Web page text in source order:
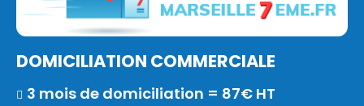
DOMICILIATION COMMERCIALE
3 mois de domiciliation = 87€ HT